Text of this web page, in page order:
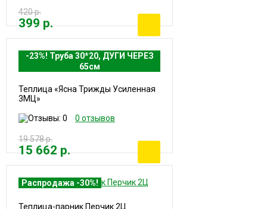
420 р.
399 р.
-23%! Труба 30*20, ДУГИ ЧЕРЕЗ
65см
Теплица «Ясна Трижды Усиленная
3МЦ»
0 отзывов
19 578 р.
15 662 р.
Распродажа -30%!
Теплица-парник Перчик 2Ц